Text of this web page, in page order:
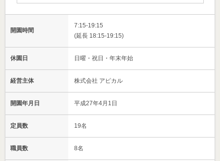
開園時間
7:15-19:15
(延長 18:15-19:15)
休園日 日曜・祝日・年末年始
経営主体 株式会社 アピカル
開園年月日 平成27年4月1日
定員数 19名
職員数 8名